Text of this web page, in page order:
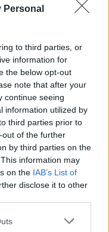
Personal
to third parties, or
information for
the below opt-out
note that after your
continue seeing
information utilized by
third parties prior to
of the further
by third parties on the
information may
on the IAB’s List of
disclose it to other
one or more Google